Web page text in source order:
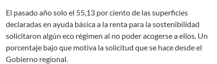
El pasado año solo el 55,13 por ciento de las superficies
declaradas en ayuda básica a la renta para la sostenibilidad
solicitaron algún eco régimen al no poder acogerse a ellos. Un
porcentaje bajo que motiva la solicitud que se hace desde el
Gobierno regional.